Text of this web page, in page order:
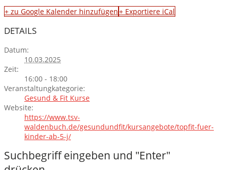
+ zu Google Kalender hinzufügen+ Exportiere iCal
DETAILS
Datum:
10.03.2025
Zeit:
16:00 - 18:00
Veranstaltungkategorie:
Gesund & Fit Kurse
Website:
https://www.tsv-
waldenbuch.de/gesundundfit/kursangebote/topfit-fuer-
kinder-ab-5-j/